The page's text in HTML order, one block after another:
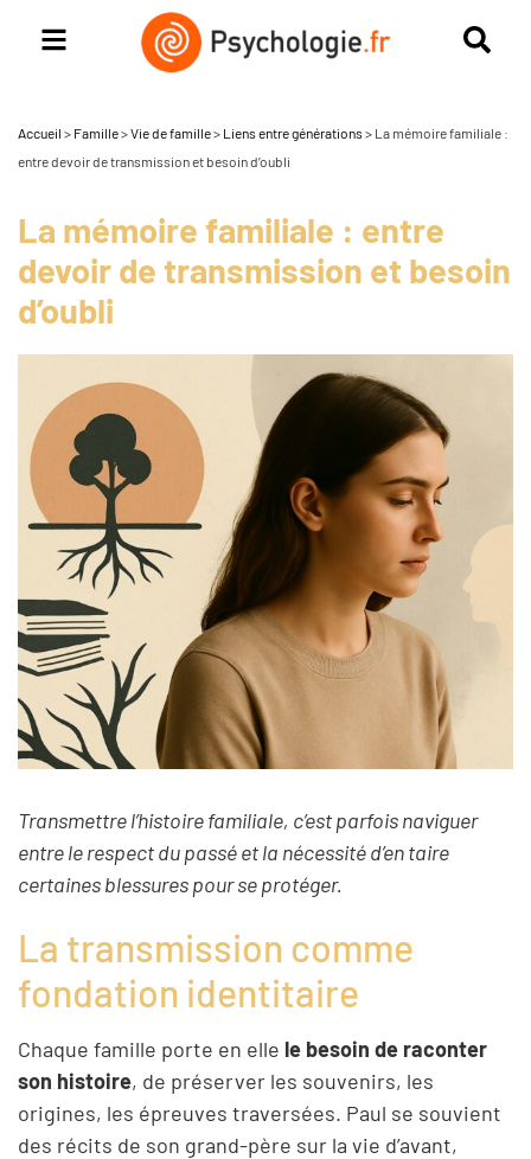
Accueil > Famille>Vie de famille> Liens entre générations > La mémoire familiale :
entre devoir de transmission et besoin d’oubli
La mémoire familiale : entre
devoir de transmission et besoin
d’oubli
Transmettre l’histoire familiale, c’est parfois naviguer
entre le respect du passé et la nécessité d’en taire
certaines blessures pour se protéger.
La transmission comme
fondation identitaire
Chaque famille porte en elle le besoin de raconter
son histoire, de préserver les souvenirs, les
origines, les épreuves traversées. Paul se souvient
des récits de son grand-père sur la vie d’avant,